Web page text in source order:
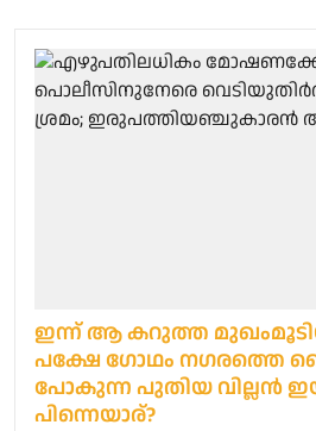
ഇന്ന് ആ കറുത്ത
പക്ഷേ ഗോഥം നഗരത്തെ
പോകുന്ന പുതിയ വില്ലന്‍
പിന്നെയാര്?